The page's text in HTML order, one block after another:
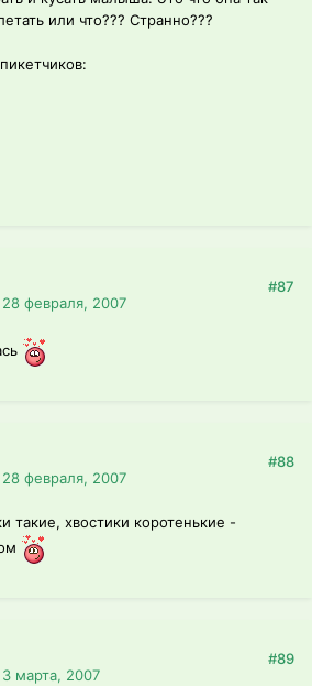
или что??? Странно???
28 февраля, 2007
#87
28 февраля, 2007
#88
хвостики коротенькие -
3 марта, 2007
#89